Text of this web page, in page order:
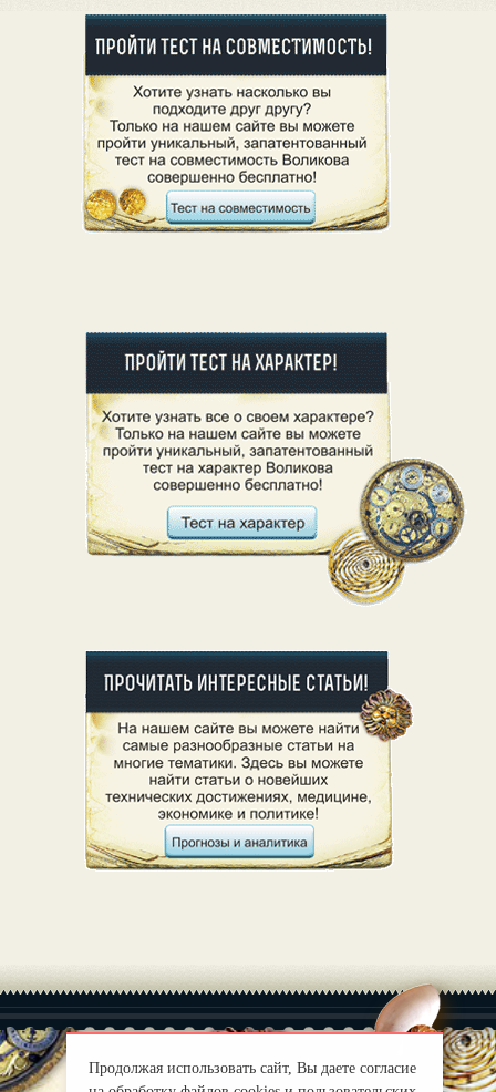
Продолжая использовать сайт, Вы даете согласие